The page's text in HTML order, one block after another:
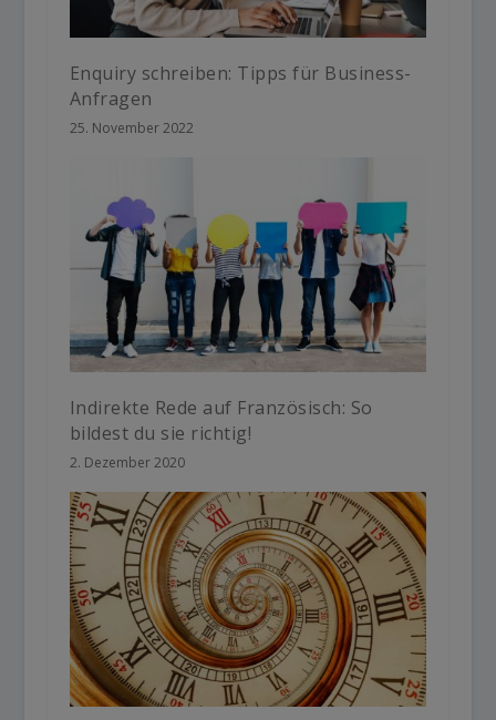
Enquiry schreiben: Tipps für Business-
Anfragen
25. November 2022
Indirekte Rede auf Französisch: So
bildest du sie richtig!
2. Dezember 2020